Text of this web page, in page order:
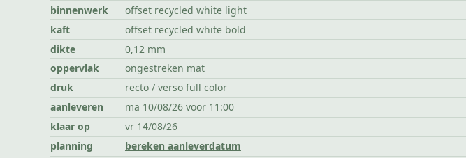
binnenwerk offset recycled white light
kaft
offset recycled white bold
dikte
0,12 mm
oppervlak
ongestreken mat
druk
recto / verso full color
aanleveren
ma 10/08/26 voor 11:00
klaar op
vr 14/08/26
planning
bereken aanleverdatum